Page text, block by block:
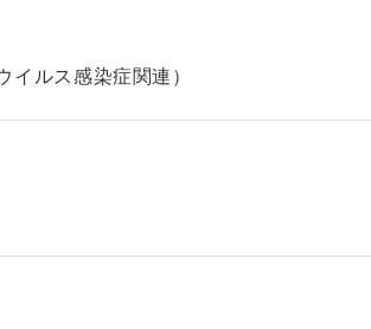
ルス感染症関連）